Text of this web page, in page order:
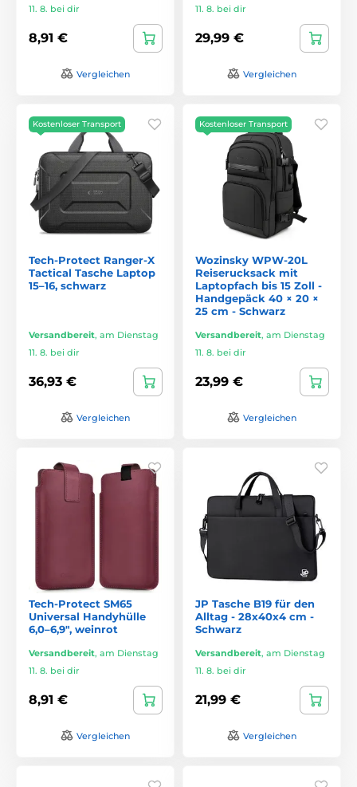
11. 8. bei dir
8,91 €
Vergleichen
11. 8. bei dir
29,99 €
Vergleichen
Kostenloser Transport
Tech-Protect Ranger-X
Tactical Tasche Laptop
15–16, schwarz
Versandbereit, am Dienstag
11. 8. bei dir
36,93 €
Vergleichen
Kostenloser Transport
Wozinsky WPW-20L
Reiserucksack mit
Laptopfach bis 15 Zoll -
Handgepäck 40 × 20 ×
25 cm - Schwarz
Versandbereit, am Dienstag
11. 8. bei dir
23,99 €
Vergleichen
Tech-Protect SM65
Universal Handyhülle
6,0–6,9″, weinrot
Versandbereit, am Dienstag
11. 8. bei dir
8,91 €
Vergleichen
JP Tasche B19 für den
Alltag - 28x40x4 cm -
Schwarz
Versandbereit, am Dienstag
11. 8. bei dir
21,99 €
Vergleichen